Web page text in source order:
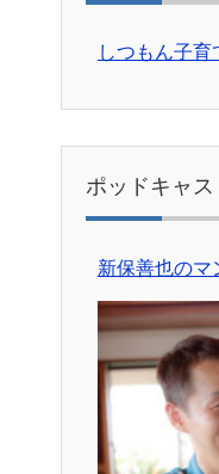
しつもん子
ポッドキャス
新保善也のマ